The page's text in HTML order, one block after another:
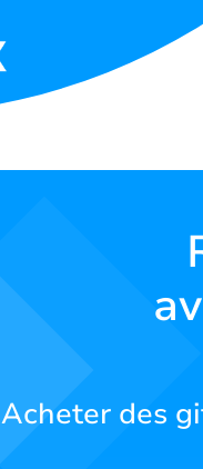
Acheter des